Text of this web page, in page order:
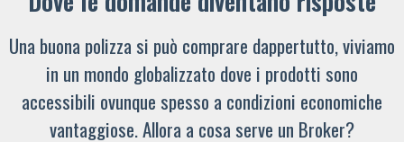
Una buona polizza si può comprare dappertutto, viviamo
in un mondo globalizzato dove i prodotti sono
accessibili ovunque spesso a condizioni economiche
vantaggiose. Allora a cosa serve un Broker?